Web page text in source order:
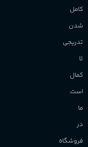
کامل
شدن
تدریجی
تا
کمال
است.
ما
در
فروشگاه